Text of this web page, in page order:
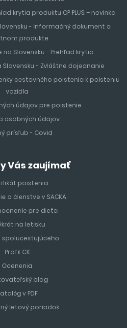
krytia produktu CP PLUS – novinka
- Informačný dokument o
produkte
Slovensku - Prehľad krytia
- Zvláštne dojednanie
cestovného poistenia k poisteniu
vozidla
údajov pre poistenie
osobných údajov
prísľub - Covid
Vás zaujímať
poistenia
o členstve v SACKA
pre dieťa
na letisku
spolucestujúceho
Profil CK
Ocenenia
blog
v PDF
letový poriadok